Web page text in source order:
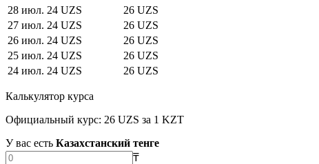
28 июл. 24 UZS
26 UZS
27 июл. 24 UZS
26 UZS
26 июл. 24 UZS
26 UZS
25 июл. 24 UZS
26 UZS
24 июл. 24 UZS 26 UZS
Калькулятор курса
Официальный курс: 26 UZS за 1 KZT
У вас есть Казахстанский тенге
₸